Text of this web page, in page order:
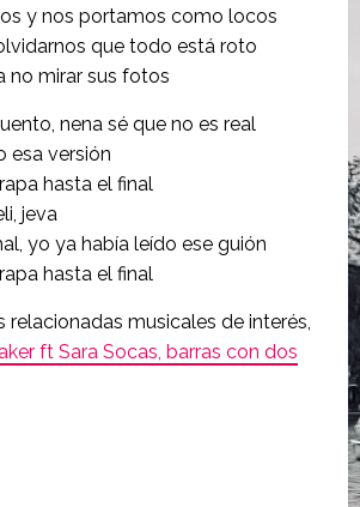
y nos portamos como locos
que todo está roto
no mirar sus fotos
nena sé que no es real
esa versión
hasta el final
jeva
yo ya había leído ese guión
hasta el final
relacionadas musicales de interés,
ft Sara Socas, barras con dos